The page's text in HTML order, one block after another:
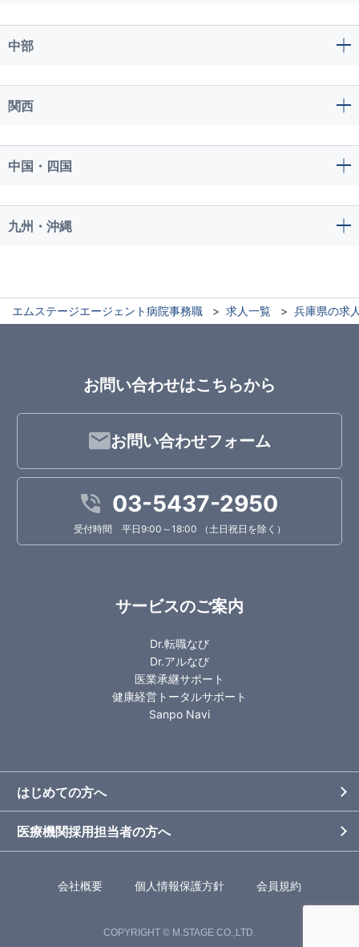
中部
関西
中国・四国
九州・沖縄
エムステージエージェント病院事務職 求人一覧 兵庫県の求
お問い合わせはこちらから
お問い合わせフォーム
03-5437-2950
受付時間 平日9:00～18:00 （土日祝日を除く）
サービスのご案内
Dr.転職なび
Dr.アルなび
医業承継サポート
健康経営トータルサポート
Sanpo Navi
はじめての方へ
医療機関採用担当者の方へ
会社概要 個人情報保護方針 会員規約
COPYRIGHT © M.STAGE CO.,LTD.